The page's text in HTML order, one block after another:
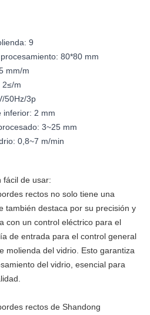
9
80*80 mm
mm/m
2≤/m
50Hz/3p
inferior: 2 mm
3~25 mm
0,8~7 m/min
fácil de usar:
rectos no solo tiene una
también destaca por su precisión y
con un control eléctrico para el
de entrada para el control general
molienda del vidrio. Esto garantiza
del vidrio, esencial para
rectos de Shandong